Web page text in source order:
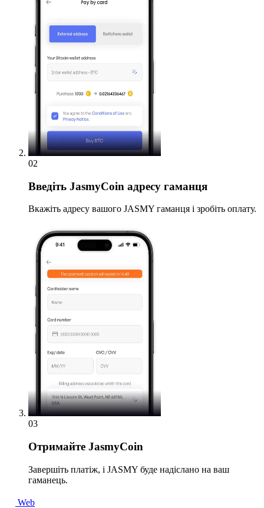
02
Введіть JasmyCoin адресу гаманця
Вкажіть адресу вашого JASMY гаманця і зробіть оплату.
03
Отримайте JasmyCoin
Завершіть платіж, і JASMY буде надіслано на ваш
гаманець.
Web